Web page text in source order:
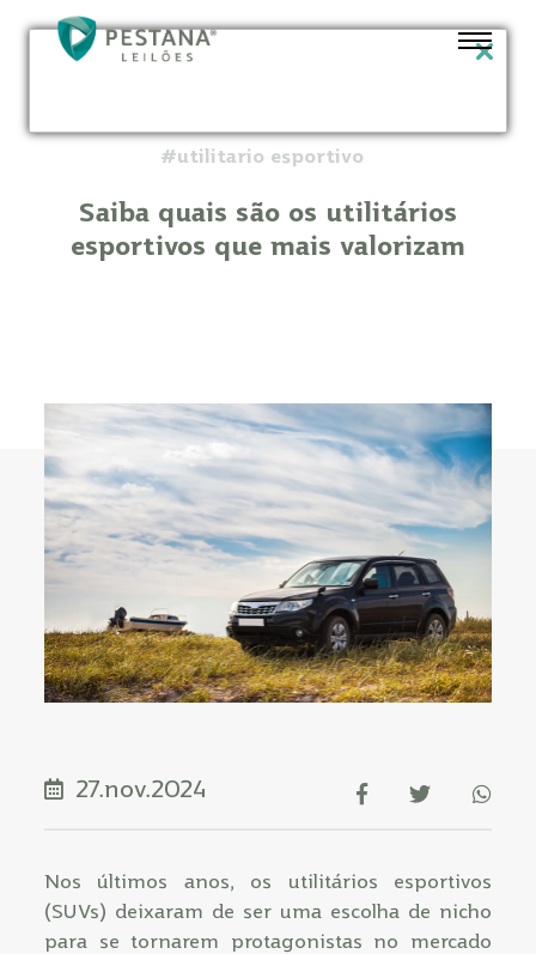
#utilitario esportivo
Saiba quais são os utilitários
esportivos que mais valorizam
27.nov.2024
Nos últimos anos, os utilitários esportivos
(SUVs) deixaram de ser uma escolha de nicho
para se tornarem protagonistas no mercado